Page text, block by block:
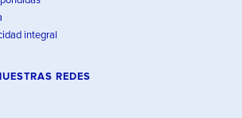
integral
REDES